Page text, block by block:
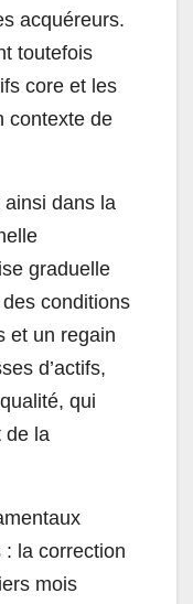
acquéreurs.
toutefois
core et les
contexte de
ainsi dans la
graduelle
conditions
et un regain
d’actifs,
qui
de la
la correction
mois